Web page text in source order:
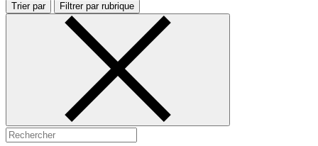
Trier par Filtrer par rubrique